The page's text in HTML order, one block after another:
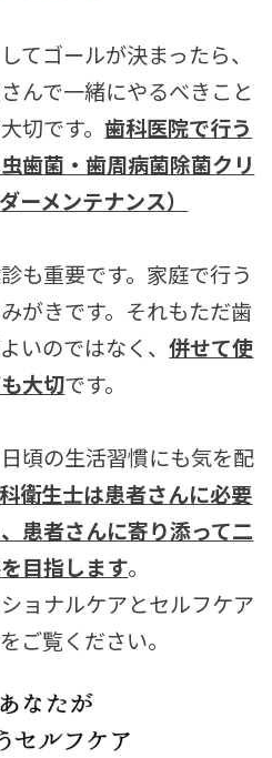
てゴールが決まったら、
んで一緒にやるべきこと
切です。歯科医院で行う
歯菌・歯周病菌除菌クリ
ーメンテナンス）
も重要です。家庭で行う
がきです。それもただ歯
いのではなく、併せて使
大切です。
頃の生活習慣にも気を配
衛生士は患者さんに必要
患者さんに寄り添って二
目指します。
ョナルケアとセルフケア
ご覧ください。